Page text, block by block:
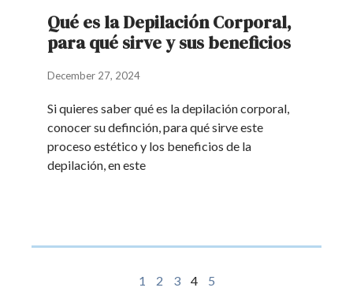
Qué es la Depilación Corporal,
para qué sirve y sus beneficios
December 27, 2024
Si quieres saber qué es la depilación corporal,
conocer su definción, para qué sirve este
proceso estético y los beneficios de la
depilación, en este
1 2 3 4 5